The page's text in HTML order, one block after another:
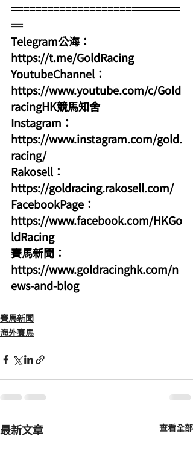
============================
==
Telegram公海：
https://t.me/GoldRacing
YoutubeChannel：
https://www.youtube.com/c/Gold
racingHK競馬知舍
Instagram：
https://www.instagram.com/gold.
racing/
Rakosell：
https://goldracing.rakosell.com/
FacebookPage：
https://www.facebook.com/HKGo
ldRacing
賽馬新聞：
https://www.goldracinghk.com/n
ews-and-blog
賽馬新聞
海外賽馬
最新文章 查看全部